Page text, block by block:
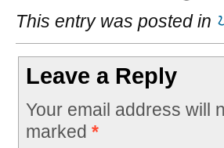
This entry was posted in
Leave a Reply
Your email address will
marked *